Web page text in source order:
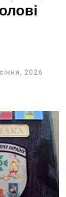
2026